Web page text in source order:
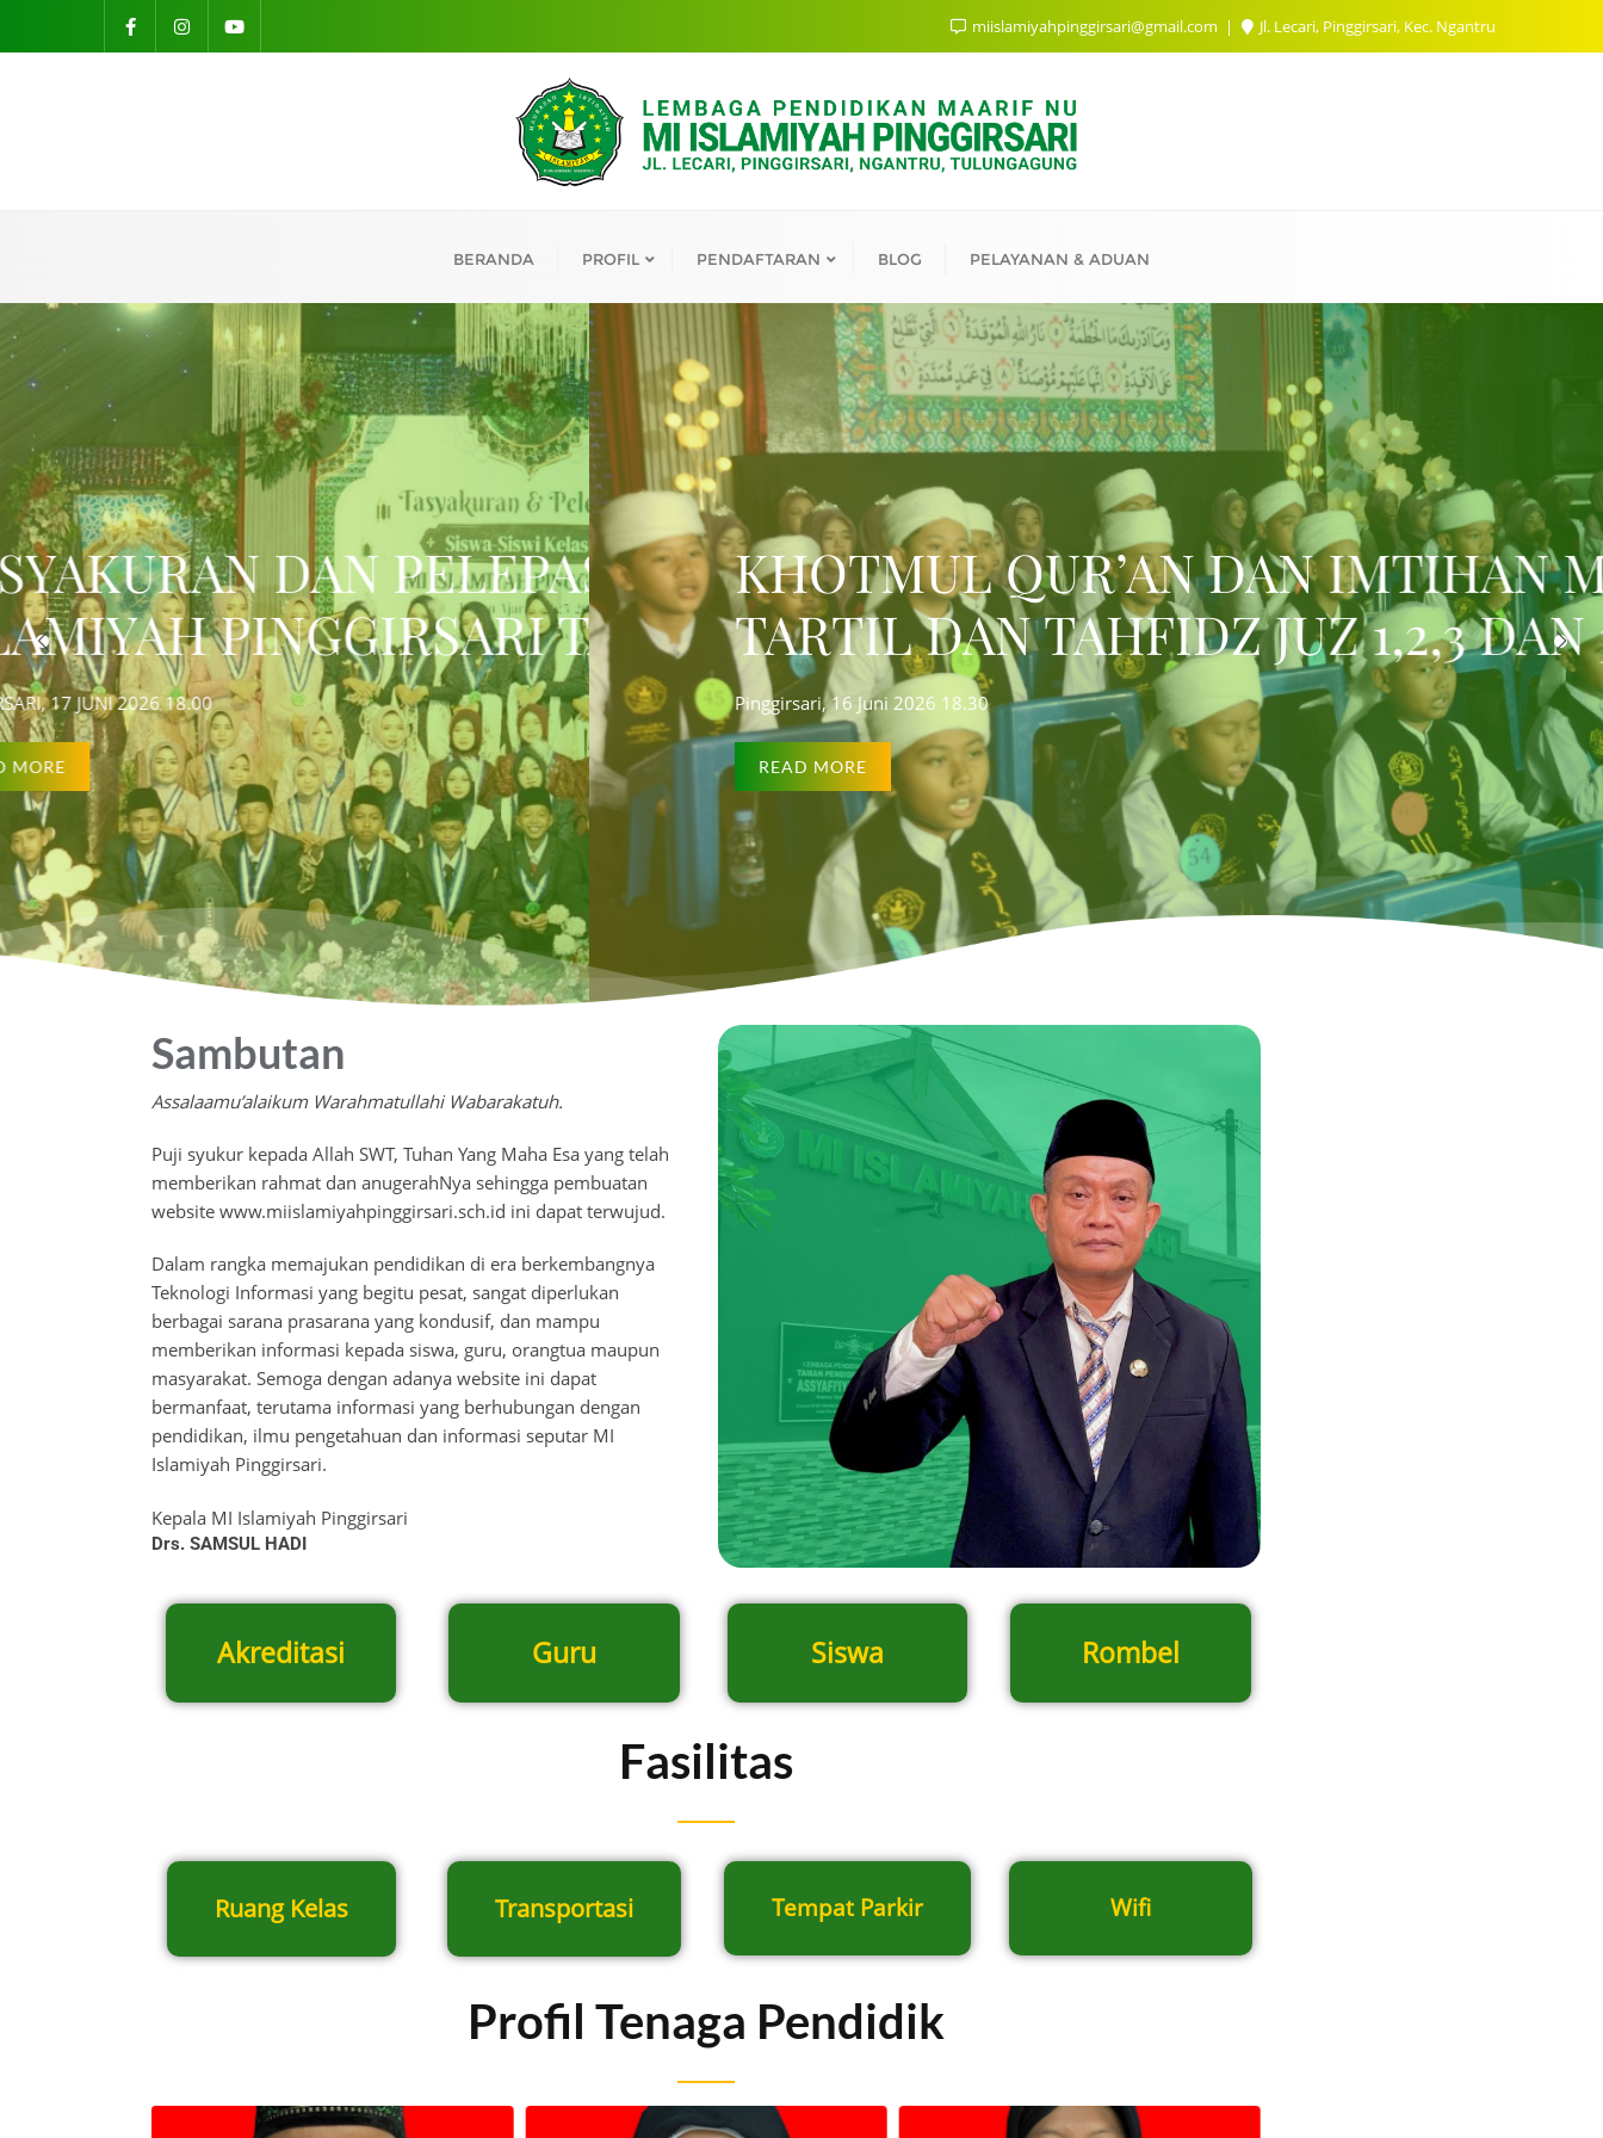
miislamiyahpinggirsari@gmail.com Jl. Lecari, Pinggirsari, Kec. Ngantru
BERANDA PROFIL PENDAFTARAN BLOG PELAYANAN & ADUAN
SISWA KELAS VI MI
AJARAN 2025/2026
KHOTMUL QUR’AN DAN IMTIHAN METODE UMMI
TARTIL DAN TAHFIDZ JUZ 1,2,3 DAN 30
Pinggirsari, 16 Juni 2026 18.30
READ MORE
TASYAKURAN DAN
ISLAMIYAH PINGGIRSARI
PINGGIRSARI, 17 JUNI 2026 18.00
READ MORE
Sambutan
Assalaamu’alaikum Warahmatullahi Wabarakatuh.
Puji syukur kepada Allah SWT, Tuhan Yang Maha Esa yang telah
memberikan rahmat dan anugerahNya sehingga pembuatan
website www.miislamiyahpinggirsari.sch.id ini dapat terwujud.
Dalam rangka memajukan pendidikan di era berkembangnya
Teknologi Informasi yang begitu pesat, sangat diperlukan
berbagai sarana prasarana yang kondusif, dan mampu
memberikan informasi kepada siswa, guru, orangtua maupun
masyarakat. Semoga dengan adanya website ini dapat
bermanfaat, terutama informasi yang berhubungan dengan
pendidikan, ilmu pengetahuan dan informasi seputar MI
Islamiyah Pinggirsari.
Kepala MI Islamiyah Pinggirsari
Drs. SAMSUL HADI
Akreditasi Guru Siswa Rombel
Fasilitas
Ruang Kelas Transportasi Tempat Parkir Wifi
Profil Tenaga Pendidik